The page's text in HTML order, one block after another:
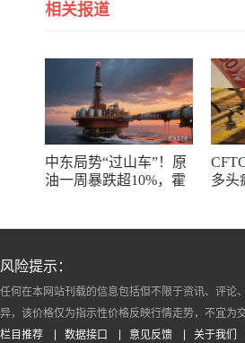
相关报道
中东局势“过山车”！原
油一周暴跌超10%，霍
多头
风险提示：
任何在本网站刊载的信息包括但不限于资讯、评论
异，该价格仅为指示性价格反映行情走势，不宜为
栏目推荐
数据接口 意见反馈 关于我们